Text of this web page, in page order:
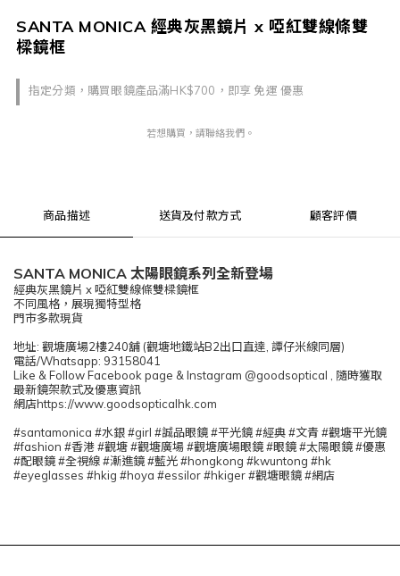
SANTA MONICA 經典灰黑鏡片 x 啞紅雙線條雙
樑鏡框
指定分類，購買眼鏡產品滿HK$700，即享 免運 優惠
若想購買，請聯絡我們。
商品描述 送貨及付款方式 顧客評價
SANTA MONICA 太陽眼鏡系列全新登場
經典灰黑鏡片 x 啞紅雙線條雙樑鏡框
不同風格，展現獨特型格
門市多款現貨
地址: 觀塘廣場2樓240舖 (觀塘地鐵站B2出口直達, 譚仔米線同層)
電話/Whatsapp: 93158041
Like & Follow Facebook page & Instagram @goodsoptical , 隨時獲取
最新鏡架款式及優惠資訊
網店https://www.goodsopticalhk.com
#santamonica #水銀 #girl #誠品眼鏡 #平光鏡 #經典 #文青 #觀塘平光鏡
#fashion #香港 #觀塘 #觀塘廣場 #觀塘廣場眼鏡 #眼鏡 #太陽眼鏡 #優惠
#配眼鏡 #全視線 #漸進鏡 #藍光 #hongkong #kwuntong #hk
#eyeglasses #hkig #hoya #essilor #hkiger #觀塘眼鏡 #網店